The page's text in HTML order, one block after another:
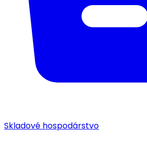
Skladové hospodárstvo